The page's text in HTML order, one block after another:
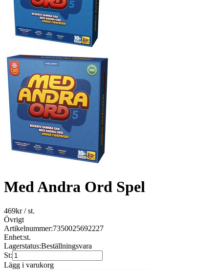
Med Andra Ord Spel
469kr/ st.
Övrigt
Artikelnummer:7350025692227
Enhet:st.
Lagerstatus:Beställningsvara
St:
Lägg i varukorg